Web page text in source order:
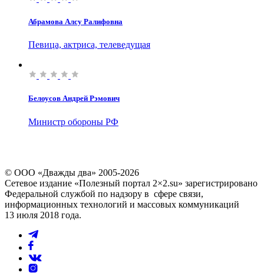
Абрамова Алсу Ралифовна
Певица, актриса, телеведущая
Белоусов Андрей Рэмович
Министр обороны РФ
© ООО «Дважды два» 2005-2026
Сетевое издание «Полезный портал 2×2.su» зарегистрировано
Федеральной службой по надзору в сфере связи,
информационных технологий и массовых коммуникаций
13 июля 2018 года.